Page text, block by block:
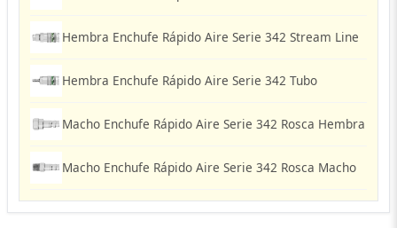
Hembra Enchufe Rápido Aire Serie 342 Stream Line
Hembra Enchufe Rápido Aire Serie 342 Tubo
Macho Enchufe Rápido Aire Serie 342 Rosca Hembra
Macho Enchufe Rápido Aire Serie 342 Rosca Macho